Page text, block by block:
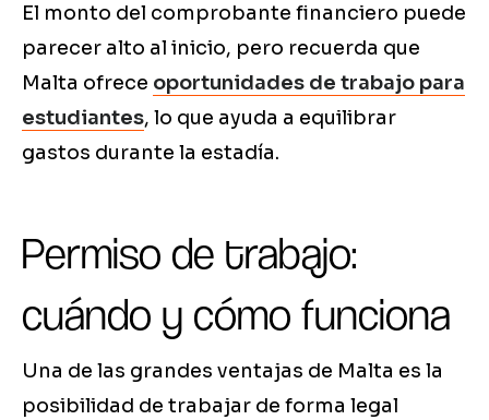
El monto del comprobante financiero puede
parecer alto al inicio, pero recuerda que
Malta ofrece oportunidades de trabajo para
estudiantes, lo que ayuda a equilibrar
gastos durante la estadía.
Permiso de trabajo:
cuándo y cómo funciona
Una de las grandes ventajas de Malta es la
posibilidad de trabajar de forma legal